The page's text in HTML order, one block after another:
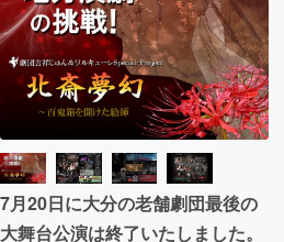
テクノロジー・ガジェット
映像・映画
ビジネス・起業
まちづくり・地域活性化
7月20日に大分の老舗劇団最後の
大舞台公演は終了いたしました。